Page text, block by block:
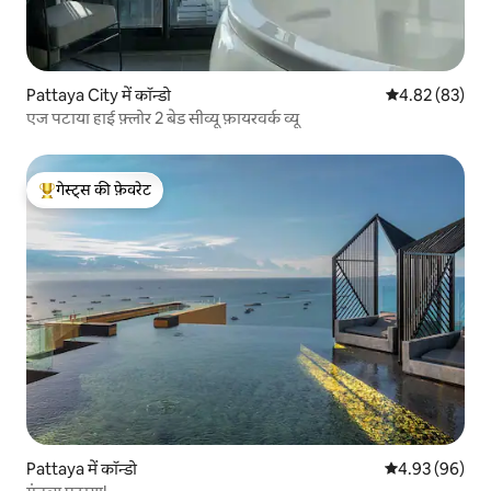
Pattaya City में कॉन्डो औसत रेटिंग 5 में
4.82 (83)
एज पटाया हाई फ़्लोर 2 बेड सीव्यू फ़ायरवर्क व्यू
गेस्ट्स का टॉप फ़ेवरेट
गेस्ट्स की फ़ेवरेट
Pattaya में कॉन्डो औसत रेटिंग 5 में
4.93 (96)